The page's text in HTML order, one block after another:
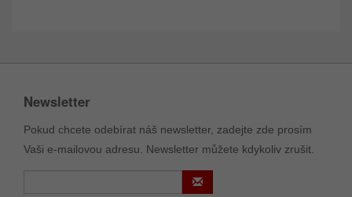
Newsletter
Pokud chcete odebírat náš newsletter, zadejte zde prosím
Vaši e-mailovou adresu. Newsletter můžete kdykoliv zrušit.